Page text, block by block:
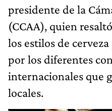
presidente de la
(CCAA), quien
los estilos de
por los diferentes
internacionales que
locales.